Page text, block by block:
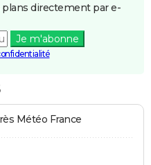
plans directement par e-
Je m'abonne
Météo France